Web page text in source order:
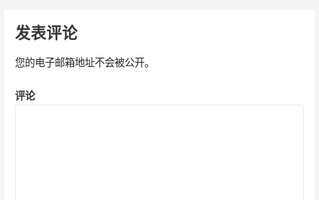
导
航
发表评论
您的电子邮箱地址不会被公开。
评论